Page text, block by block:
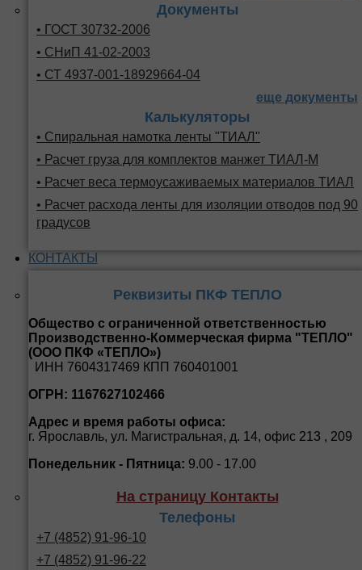
Документы
• ГОСТ 30732-2006
• СНиП 41-02-2003
• СТ 4937-001-18929664-04
еще документы
Калькуляторы
• Спиральная намотка ленты "ТИАЛ"
• Расчет груза для комплектов манжет ТИАЛ-М
• Расчет веса термоусаживаемых материалов ТИАЛ
• Расчет расхода ленты для изоляции отводов под 90
градусов
КОНТАКТЫ
Реквизиты ПКФ ТЕПЛО
Общество с ограниченной ответственностью
Производственно-Коммерческая фирма "ТЕПЛО"
(ООО ПКФ «ТЕПЛО»)
ИНН 7604317469 КПП 760401001
ОГРН: 1167627102466
Адрес и время работы офиса:
г. Ярославль, ул. Магистральная, д. 14, офис 213 , 209
Понедельник - Пятница: 9.00 - 17.00
На страницу Контакты
Телефоны
+7 (4852) 91-96-10
+7 (4852) 91-96-22